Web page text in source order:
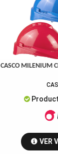
CASCO MILENIUM
VER